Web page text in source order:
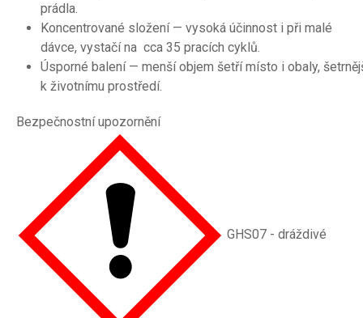
prádla.
Koncentrované složení — vysoká účinnost i při malé
dávce, vystačí na cca 35 pracích cyklů.
Úsporné balení — menší objem šetří místo i obaly,
k životnímu prostředí.
Bezpečnostní upozornění
GHS07 - dráždivé